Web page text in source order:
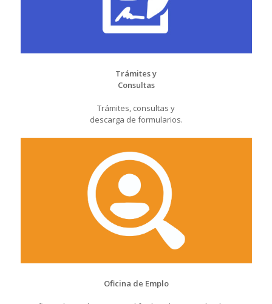
Trámites y
Consultas
Trámites, consultas y
descarga de formularios.
Oficina de Emplo